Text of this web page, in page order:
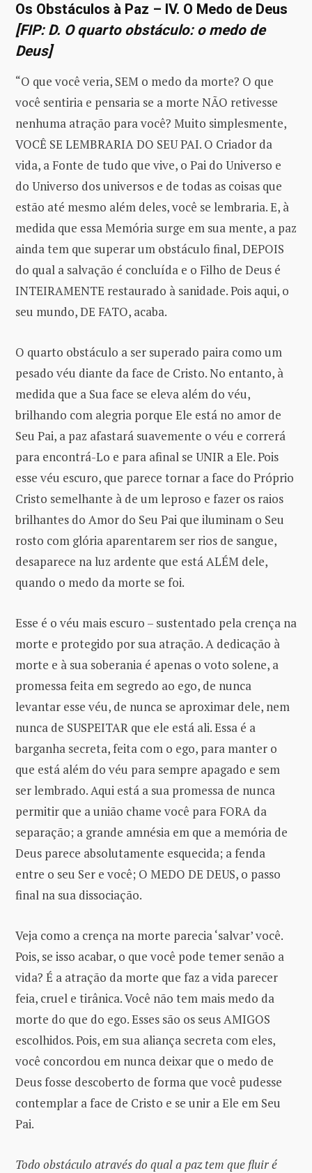
Os Obstáculos à Paz – IV. O Medo de Deus
[FIP: D. O quarto obstáculo: o medo de
Deus]
“O que você veria, SEM o medo da morte? O que
você sentiria e pensaria se a morte NÃO retivesse
nenhuma atração para você? Muito simplesmente,
VOCÊ SE LEMBRARIA DO SEU PAI. O Criador da
vida, a Fonte de tudo que vive, o Pai do Universo e
do Universo dos universos e de todas as coisas que
estão até mesmo além deles, você se lembraria. E, à
medida que essa Memória surge em sua mente, a paz
ainda tem que superar um obstáculo final, DEPOIS
do qual a salvação é concluída e o Filho de Deus é
INTEIRAMENTE restaurado à sanidade. Pois aqui, o
seu mundo, DE FATO, acaba.
O quarto obstáculo a ser superado paira como um
pesado véu diante da face de Cristo. No entanto, à
medida que a Sua face se eleva além do véu,
brilhando com alegria porque Ele está no amor de
Seu Pai, a paz afastará suavemente o véu e correrá
para encontrá-Lo e para afinal se UNIR a Ele. Pois
esse véu escuro, que parece tornar a face do Próprio
Cristo semelhante à de um leproso e fazer os raios
brilhantes do Amor do Seu Pai que iluminam o Seu
rosto com glória aparentarem ser rios de sangue,
desaparece na luz ardente que está ALÉM dele,
quando o medo da morte se foi.
Esse é o véu mais escuro – sustentado pela crença na
morte e protegido por sua atração. A dedicação à
morte e à sua soberania é apenas o voto solene, a
promessa feita em segredo ao ego, de nunca
levantar esse véu, de nunca se aproximar dele, nem
nunca de SUSPEITAR que ele está ali. Essa é a
barganha secreta, feita com o ego, para manter o
que está além do véu para sempre apagado e sem
ser lembrado. Aqui está a sua promessa de nunca
permitir que a união chame você para FORA da
separação; a grande amnésia em que a memória de
Deus parece absolutamente esquecida; a fenda
entre o seu Ser e você; O MEDO DE DEUS, o passo
final na sua dissociação.
Veja como a crença na morte parecia ‘salvar’ você.
Pois, se isso acabar, o que você pode temer senão a
vida? É a atração da morte que faz a vida parecer
feia, cruel e tirânica. Você não tem mais medo da
morte do que do ego. Esses são os seus AMIGOS
escolhidos. Pois, em sua aliança secreta com eles,
você concordou em nunca deixar que o medo de
Deus fosse descoberto de forma que você pudesse
contemplar a face de Cristo e se unir a Ele em Seu
Pai.
Todo obstáculo através do qual a paz tem que fluir é